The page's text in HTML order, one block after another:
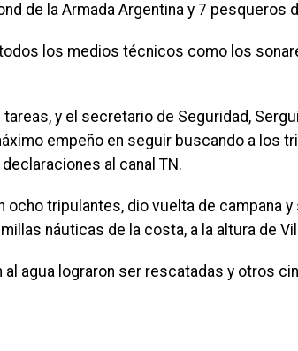
de la Armada Argentina y 7 pesqueros
los medios técnicos como los
y el secretario de Seguridad,
empeño en seguir buscando a los
al canal TN.
ocho tripulantes, dio vuelta de campana
náuticas de la costa, a la altura de
agua lograron ser rescatadas y otros